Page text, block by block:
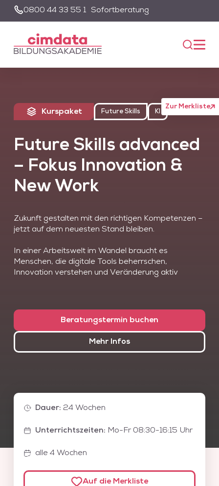
0800 44 33 55 1 Sofortberatung
Zur Merkliste
Unsere Suche wird von einem KI-gestützten Chatbot-System
der Datenschutzerklärung zustimmen und die entsprechenden
Kurspaket Future Skills KI
Future Skills advanced
– Fokus Innovation &
New Work
Zukunft gestalten mit den richtigen Kompetenzen –
jetzt auf dem neuesten Stand bleiben.
In einer Arbeitswelt im Wandel braucht es
Menschen, die digitale Tools beherrschen,
Innovation verstehen und Veränderung aktiv
einen Schlag: Sie lernen, wie Sie Microsoft 365 inkl.
Copilot effizient einsetzen, KI-Prozesse gestalten
und Change-Projekte mit agilen Methoden wie
Scrum erfolgreich begleiten. Darüber hinaus
zusammenspielen.
Diese New Work Weiterbildung setzt sich aus den
Die Einzelkurse können je nach Bedarf ausgetauscht
Beratungstermin buchen
Mehr Infos
Dauer: 24 Wochen
Unterrichtszeiten: Mo-Fr 08:30-16:15 Uhr
alle 4 Wochen
Auf die Merkliste